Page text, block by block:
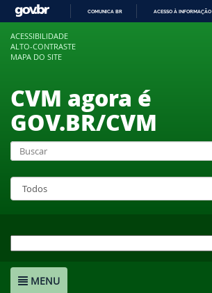
COMUNICA BR ACESSO À INFORMAÇÃO
ACESSIBILIDADE
ALTO-CONTRASTE
MAPA DO SITE
CVM agora é
GOV.BR/CVM
MENU